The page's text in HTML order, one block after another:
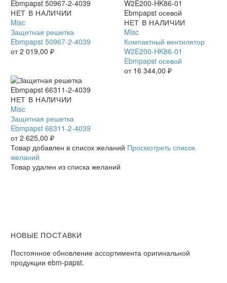
Защитная
решетка
Ebmpapst
50967-
2-
НЕТ В НАЛИЧИИ
Misc
Защитная решетка
Ebmpapst 50967-2-4039
от2 019,00 ₽
Компактный
вентилятор
W2E200-
HK86-
01
Ebmpapst
НЕТ В НАЛИЧИИ
Misc
Компактный вентилятор
W2E200-HK86-01
Ebmpapst осевой
от 16 344,00 ₽
Защитная
решетка
Ebmpapst
66311-
2-
4039
НЕТ В НАЛИЧИИ
Misc
Защитная решетка
Ebmpapst 66311-2-4039
от2 625,00 ₽
Товар добавлен в список желаний Просмотреть список
желаний
Товар удален из списка желаний
НОВЫЕ ПОСТАВКИ
Постоянное обновление ассортимента оригинальной
продукции ebm-papst.